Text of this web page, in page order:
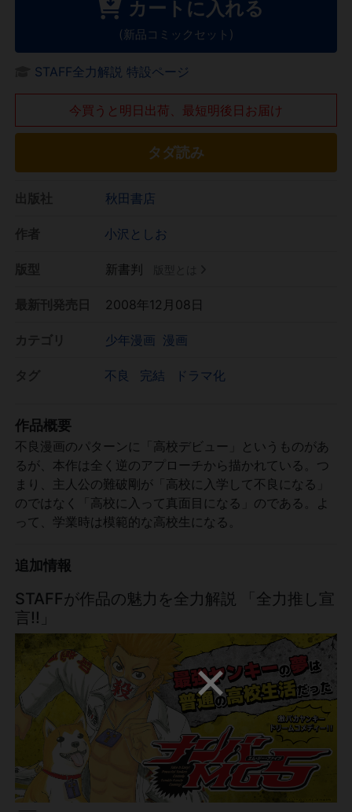
カートに入れる
(新品コミックセット)
STAFF全力解説 特設ページ
今買うと明日出荷、最短明後日お届け
タダ読み
秋田書店
小沢としお
新書判
2008年12月08日
少年漫画 漫画
不良 完結 ドラマ化
作品概要
不良漫画のパターンに「高校デビュー」というものがあ
るが、本作は全く逆のアプローチから描かれている。つ
まり、主人公の難破剛が「高校に入学して不良になる」
のではなく「高校に入って真面目になる」のである。よ
って、学業時は模範的な高校生になる。
追加情報
STAFFが作品の魅力を全力解説 「全力推し宣
言!!」